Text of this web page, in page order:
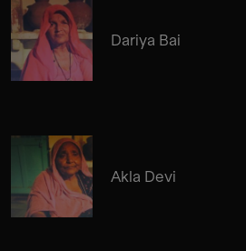
Dariya Bai
Akla Devi